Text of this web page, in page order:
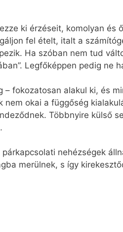
ki érzéseit, komolyan és
fel ételt, italt a
Ha szóban nem tud
Legfőképpen pedig ne
fokozatosan alakul ki, és
okai a függőség
Többnyire külső
nehézségek
merülnek, s így